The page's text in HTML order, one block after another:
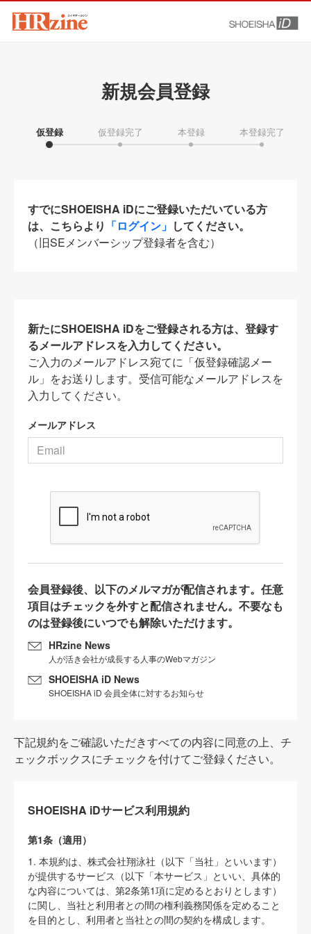
新規会員登録
仮登録 仮登録完了 本登録 本登録完了
すでにSHOEISHA iDにご登録いただいている方
は、こちらより 「ログイン」 してください。
（旧SEメンバーシップ登録者を含む）
新たにSHOEISHA iDをご登録される方は、登録す
るメールアドレスを入力してください。
ご入力のメールアドレス宛てに「仮登録確認メー
ル」をお送りします。受信可能なメールアドレスを
入力してください。
メールアドレス
会員登録後、以下のメルマガが配信されます。任意
項目はチェックを外すと配信されません。不要なも
のは登録後にいつでも解除いただけます。
HRzine News
人が活き会社が成長する人事のWebマガジン
SHOEISHA iD News
SHOEISHA iD 会員全体に対するお知らせ
下記規約をご確認いただきすべての内容に同意の上、チ
ェックボックスにチェックを付けてご登録ください。
SHOEISHA iDサービス利用規約
第1条（適用）
1. 本規約は、株式会社翔泳社（以下「当社」といいます）
が提供するサービス（以下「本サービス」といい、具体的
な内容については、第2条第1項に定めるとおりとします）
に関し、当社と利用者との間の権利義務関係を定めること
を目的とし、利用者と当社との間の契約を構成します。